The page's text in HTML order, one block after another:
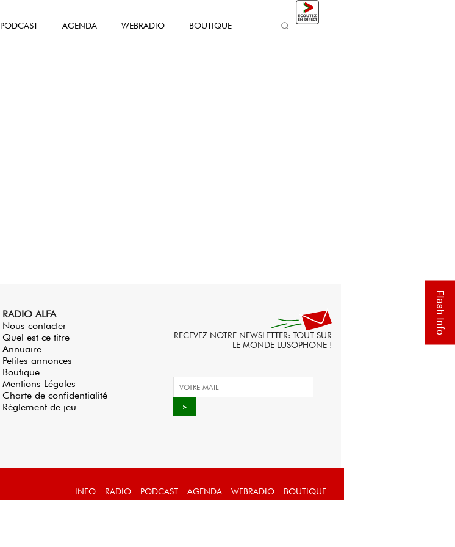
PODCAST AGENDA WEBRADIO BOUTIQUE
RADIO ALFA
Nous contacter
Quel est ce titre
Annuaire
Petites annonces
Boutique
Mentions Légales
Charte de confidentialité
Règlement de jeu
RECEVEZ NOTRE NEWSLETTER: TOUT SUR
LE MONDE LUSOPHONE !
INFO RADIO PODCAST AGENDA WEBRADIO BOUTIQUE
Flash Info